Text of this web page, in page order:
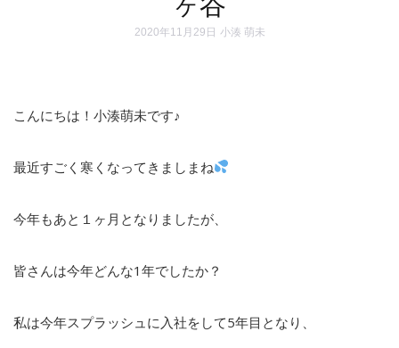
2020年11月29日 小湊 萌未
こんにちは！小湊萌未です♪
最近すごく寒くなってきましまね
今年もあと１ヶ月となりましたが、
皆さんは今年どんな1 年でしたか？
私は今年スプラッシュに入社をして5年目となり、